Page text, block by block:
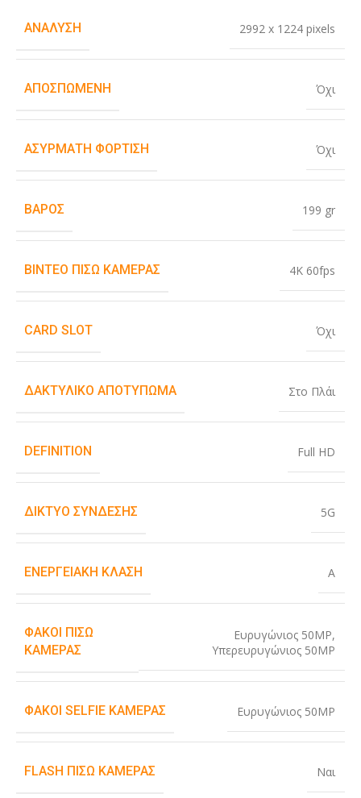
ΑΝΆΛΥΣΗ 2992 x 1224 pixels
ΑΠΟΣΠΏΜΕΝΗ Όχι
ΑΣΎΡΜΑΤΗ ΦΌΡΤΙΣΗ Όχι
ΒΆΡΟΣ 199 gr
ΒΊΝΤΕΟ ΠΊΣΩ ΚΆΜΕΡΑΣ 4K 60fps
CARD SLOT Όχι
ΔΑΚΤΥΛΙΚΌ ΑΠΟΤΎΠΩΜΑ Στο Πλάι
DEFINITION Full HD
ΔΊΚΤΥΟ ΣΎΝΔΕΣΗΣ 5G
ΕΝΕΡΓΕΙΑΚΉ ΚΛΆΣΗ A
ΦΑΚΟΊ ΠΊΣΩ
ΚΆΜΕΡΑΣ
Ευρυγώνιος 50MP,
Υπερευρυγώνιος 50MP
ΦΑΚΟΊ SELFIE ΚΆΜΕΡΑΣ Ευρυγώνιος 50MP
FLASH ΠΊΣΩ ΚΆΜΕΡΑΣ Ναι